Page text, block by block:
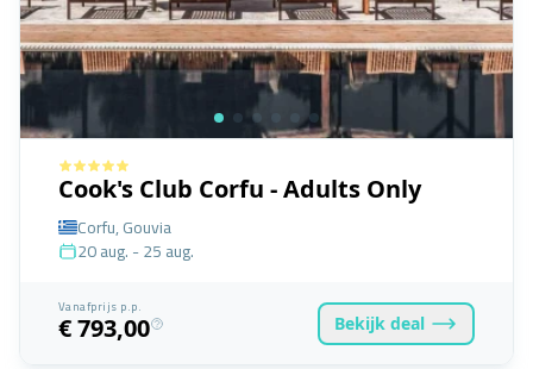
Cook's Club Corfu - Adults Only
Corfu, Gouvia
20 aug. - 25 aug.
Vanafprijs p.p.
€ 793,00 Bekijk deal